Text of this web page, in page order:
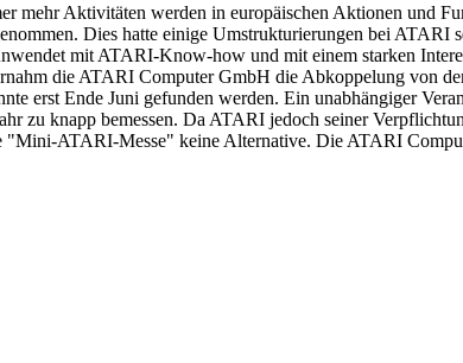
mehr Aktivitäten werden in europäischen Aktionen und
Dies hatte einige Umstrukturierungen bei
mit ATARI-Know-how und mit einem starken
die ATARI Computer GmbH die Abkoppelung von
erst Ende Juni gefunden werden. Ein unabhängiger
zu knapp bemessen. Da ATARI jedoch seiner
"Mini-ATARI-Messe" keine Alternative. Die ATARI